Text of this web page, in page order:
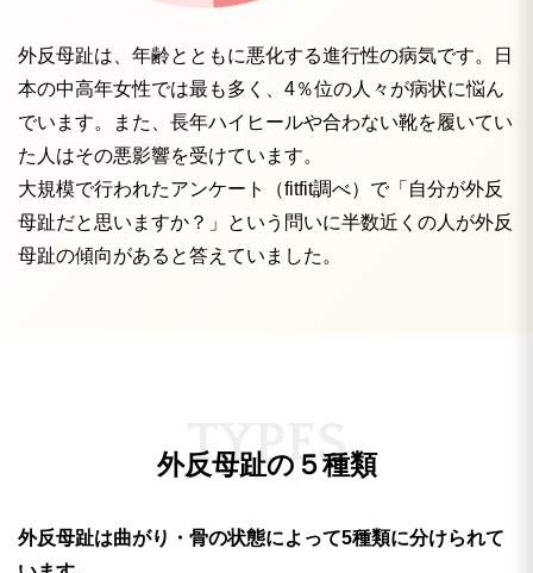
外反母趾は、年齢とともに悪化する進行性の病気です。日
本の中高年女性では最も多く、4％位の人々が病状に悩ん
でいます。また、長年ハイヒールや合わない靴を履いてい
た人はその悪影響を受けています。
大規模で行われたアンケート（fitfit調べ）で「自分が外反
母趾だと思いますか？」という問いに半数近くの人が外反
母趾の傾向があると答えていました。
外反母趾の５種類
TYPES
外反母趾は曲がり・骨の状態によって5種類に分けられて